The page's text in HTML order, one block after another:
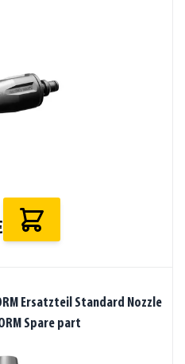
Ersatzteil Standard Nozzle
Spare part